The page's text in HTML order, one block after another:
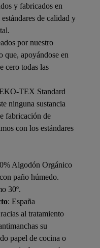
y fabricados en
de calidad y
por nuestro
que, apoyándose en
cero todas las
TEX Standard
ninguna sustancia
fabricación de
con los estándares
Algodón Orgánico
paño húmedo.
30º.
: España
al tratamiento
su
papel de cocina o